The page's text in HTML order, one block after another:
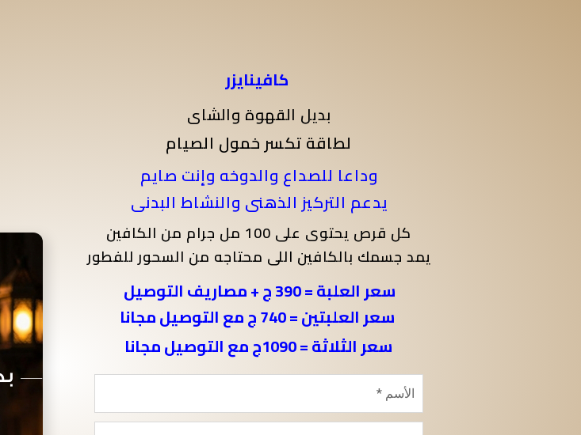
بديل القهوة والشاى
لطاقة تكسر خمول الصيام
وداعا للصداع والدوخه وإنت صايم
يدعم التركيز الذهنى والنشاط البدنى
كل قرص يحتوى على 100 مل جرام من الكافين
يمد جسمك بالكافين اللى محتاجه من السحور للفطور
سعر العلبة = 390 ج + مصاريف التوصيل
سعر العلبتين = 740 ج مع التوصيل مجانا
سعر الثلاثة = 1090ج مع التوصيل مجانا